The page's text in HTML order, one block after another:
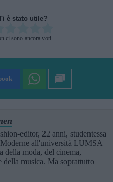
è stato utile?
ci sono ancora voti.
editor, 22 anni, studentessa
all'università LUMSA
della moda, del cinema,
della musica. Ma soprattutto